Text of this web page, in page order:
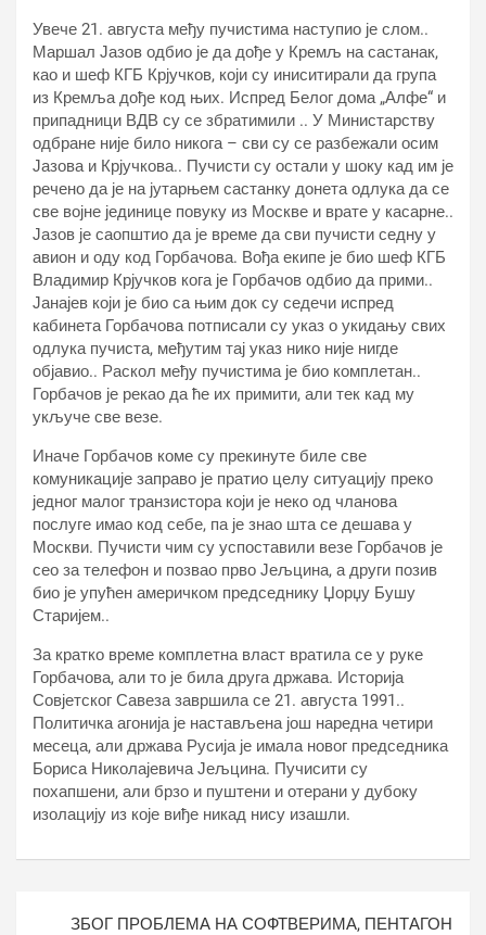
Увече 21. августа међу пучистима наступио је слом..
Маршал Јазов одбио је да дође у Кремљ на састанак,
као и шеф КГБ Крјучков, који су иниситирали да група
из Кремља дође код њих. Испред Белог дома „Алфе“ и
припадници ВДВ су се збратимили .. У Министарству
одбране није било никога – сви су се разбежали осим
Јазова и Крјучкова.. Пучисти су остали у шоку кад им је
речено да је на јутарњем састанку донета одлука да се
све војне јединице повуку из Москве и врате у касарне..
Јазов је саопштио да је време да сви пучисти седну у
авион и оду код Горбачова. Вођа екипе је био шеф КГБ
Владимир Крјучков кога је Горбачов одбио да прими..
Јанајев који је био са њим док су седечи испред
кабинета Горбачова потписали су указ о укидању свих
одлука пучиста, међутим тај указ нико није нигде
објавио.. Раскол међу пучистима је био комплетан..
Горбачов је рекао да ће их примити, али тек кад му
укључе све везе.
Иначе Горбачов коме су прекинуте биле све
комуникације заправо је пратио целу ситуацију преко
једног малог транзистора који је неко од чланова
послуге имао код себе, па је знао шта се дешава у
Москви. Пучисти чим су успоставили везе Горбачов је
сео за телефон и позвао прво Јељцина, а други позив
био је упућен америчком председнику Џорџу Бушу
Старијем..
За кратко време комплетна власт вратила се у руке
Горбачова, али то је била друга држава. Историја
Совјетског Савеза завршила се 21. августа 1991..
Политичка агонија је настављена још наредна четири
месеца, али држава Русија је имала новог председника
Бориса Николајевича Јељцина. Пучисити су
похапшени, али брзо и пуштени и отерани у дубоку
изолацију из које виђе никад нису изашли.
ЗБОГ ПРОБЛЕМА НА СОФТВЕРИМА, ПЕНТАГОН